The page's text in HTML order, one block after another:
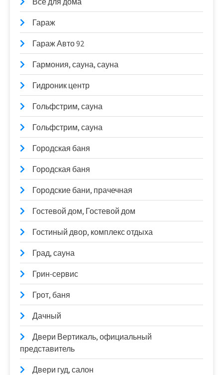
Гараж
Гараж Авто 92
Гармония, сауна, сауна
Гидроник центр
Гольфстрим, сауна
Гольфстрим, сауна
Городская баня
Городская баня
Городские бани, прачечная
Гостевой дом, Гостевой дом
Гостиный двор, комплекс отдыха
Град, сауна
Грин-сервис
Грот, баня
Дачный
Двери Вертикаль, официальный
представитель
Двери гуд, салон